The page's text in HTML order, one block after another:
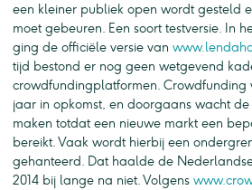
een kleiner publiek open wordt gesteld
moet gebeuren. Een soort testversie. In
ging de officiële versie van
tijd bestond er nog geen wetgevend
crowdfundingplatformen. Crowdfunding
jaar in opkomst, en doorgaans wacht
maken totdat een nieuwe markt een
bereikt. Vaak wordt hierbij een
gehanteerd. Dat haalde de
2014 bij lange na niet. Volgens